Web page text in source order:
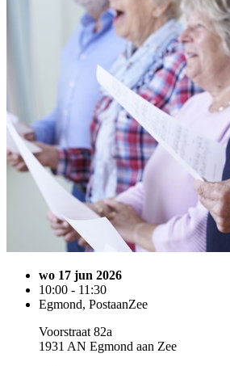
wo 17 jun 2026
10:00 - 11:30
Egmond, PostaanZee
Voorstraat 82a
1931 AN Egmond aan Zee